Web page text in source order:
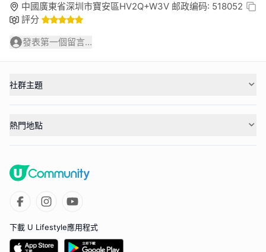
中國廣東省深圳市寶安區HV2Q+W3V 邮政编码: 518052
評分
發表第一個留言...
社群主題
熱門地點
下載 U Lifestyle應用程式